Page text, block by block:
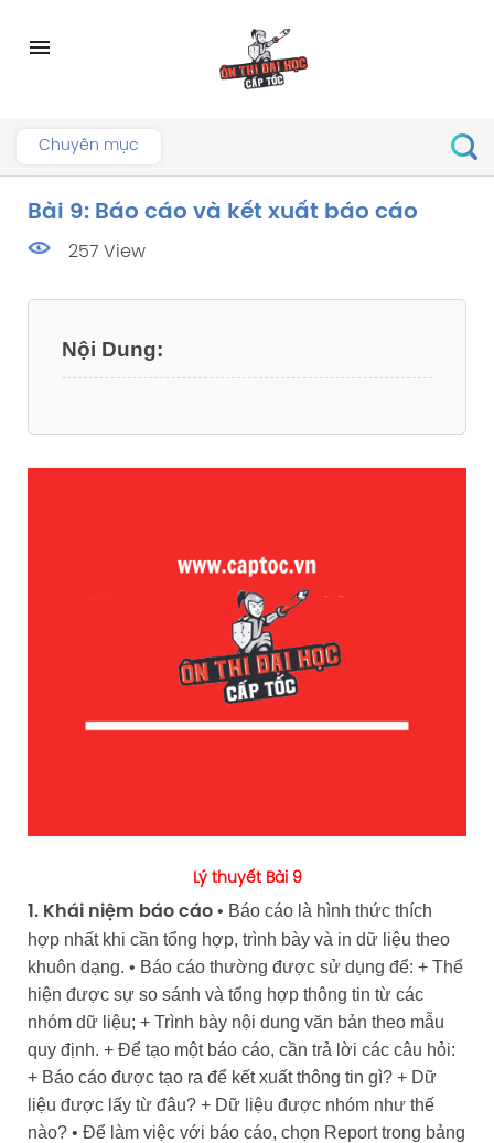
menu
Chuyên mục
Bài 9: Báo cáo và kết xuất báo cáo
257 View
Lý thuyết Bài 9
1. Khái niệm báo cáo• Báo cáo là hình thức thích
hợp nhất khi cần tổng hợp, trình bày và in dữ liệu theo
khuôn dạng. • Báo cáo thường được sử dụng để: + Thể
hiện được sự so sánh và tổng hợp thông tin từ các
nhóm dữ liệu; + Trình bày nội dung văn bản theo mẫu
quy định. + Để tạo một báo cáo, cần trả lời các câu hỏi:
+ Báo cáo được tạo ra để kết xuất thông tin gì? + Dữ
liệu được lấy từ đâu? + Dữ liệu được nhóm như thế
nào? • Để làm việc với báo cáo, chọn Report trong bảng